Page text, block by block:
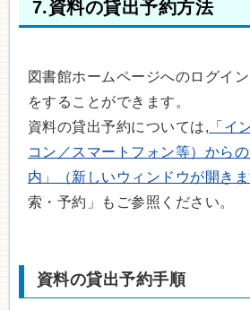
7.資料の貸出予約方法
図書館ホームページへのログイ
をすることができます。
資料の貸出予約については, 「イ
コン／スマートフォン等）から
内」（新しいウィンドウが開き
索・予約」もご参照ください。
資料の貸出予約手順